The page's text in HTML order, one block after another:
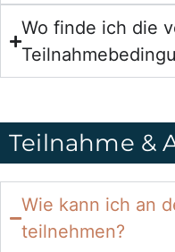
Wo finde ich die
Teilnahme &
Wie kann ich an
teilnehmen?